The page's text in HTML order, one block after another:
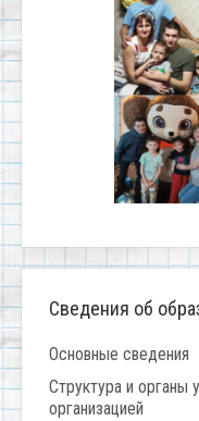
Сведения об
Основные сведения
Структура и органы
организацией